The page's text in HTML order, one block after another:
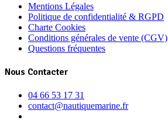
Mentions Légales
Politique de confidentialité & RGPD
Charte Cookies
Conditions générales de vente (CGV)
Questions fréquentes
Nous Contacter
04 66 53 17 31
contact@nautiquemarine.fr